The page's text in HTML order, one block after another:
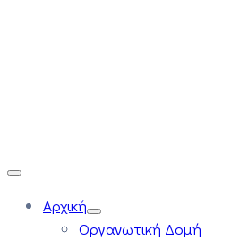
Αρχική
Οργανωτική Δομή